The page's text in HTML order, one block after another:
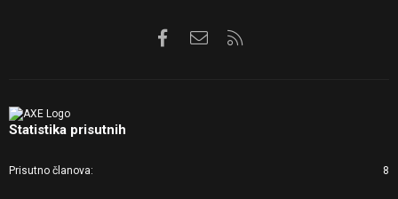
FacebookKontaktirajte nas
Statistika prisutnih
Prisutno članova 8